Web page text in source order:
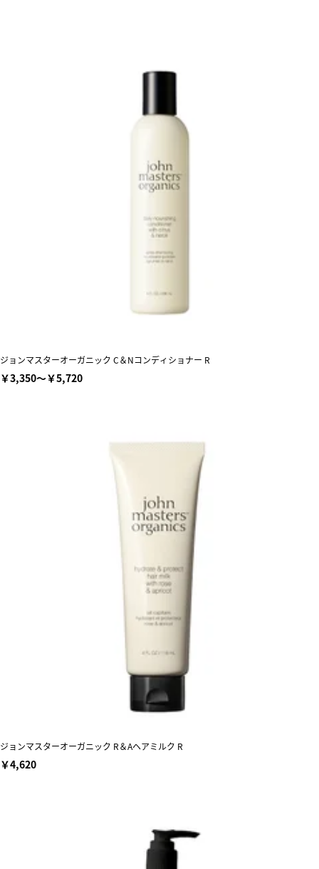
ジョンマスターオーガニック C＆Nコンディショナー R
￥3,350～￥5,720
ジョンマスターオーガニック R＆Aヘアミルク R
￥4,620